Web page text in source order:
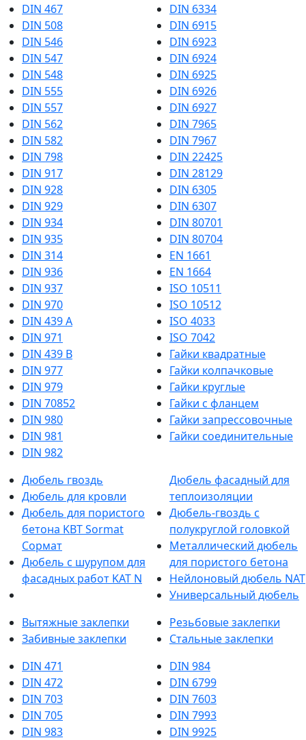
DIN 467
DIN 508
DIN 546
DIN 547
DIN 548
DIN 555
DIN 557
DIN 562
DIN 582
DIN 798
DIN 917
DIN 928
DIN 929
DIN 934
DIN 935
DIN 314
DIN 936
DIN 937
DIN 970
DIN 439 А
DIN 971
DIN 439 В
DIN 977
DIN 979
DIN 70852
DIN 980
DIN 981
DIN 982
DIN 6334
DIN 6915
DIN 6923
DIN 6924
DIN 6925
DIN 6926
DIN 6927
DIN 7965
DIN 7967
DIN 22425
DIN 28129
DIN 6305
DIN 6307
DIN 80701
DIN 80704
EN 1661
EN 1664
ISO 10511
ISO 10512
ISO 4033
ISO 7042
Гайки квадратные
Гайки колпачковые
Гайки круглые
Гайки с фланцем
Гайки запрессовочные
Гайки соединительные
Дюбель гвоздь
Дюбель для кровли
Дюбель для пористого
бетона KBT Sormat
Сормат
Дюбель с шурупом для
фасадных работ KAT N
Дюбель фасадный для
теплоизоляции
Дюбель-гвоздь с
полукруглой головкой
Металлический дюбель
для пористого бетона
Нейлоновый дюбель NAT
Универсальный дюбель
Вытяжные заклепки
Забивные заклепки
Резьбовые заклепки
Стальные заклепки
DIN 471
DIN 472
DIN 703
DIN 705
DIN 983
DIN 984
DIN 6799
DIN 7603
DIN 7993
DIN 9925